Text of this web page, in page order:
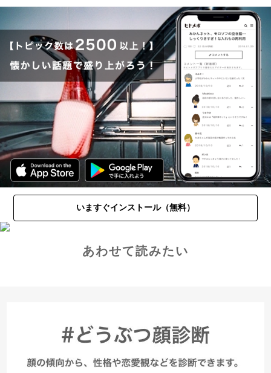
いますぐインストール（無料）
あわせて読みたい